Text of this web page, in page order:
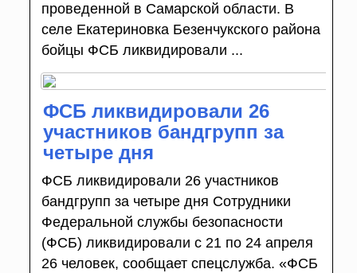
проведенной в Самарской области. В
селе Екатериновка Безенчукского района
бойцы ФСБ ликвидировали ...
ФСБ ликвидировали 26
участников бандгрупп за
четыре дня
ФСБ ликвидировали 26 участников
бандгрупп за четыре дня Сотрудники
Федеральной службы безопасности
(ФСБ) ликвидировали с 21 по 24 апреля
26 человек, сообщает спецслужба. «ФСБ